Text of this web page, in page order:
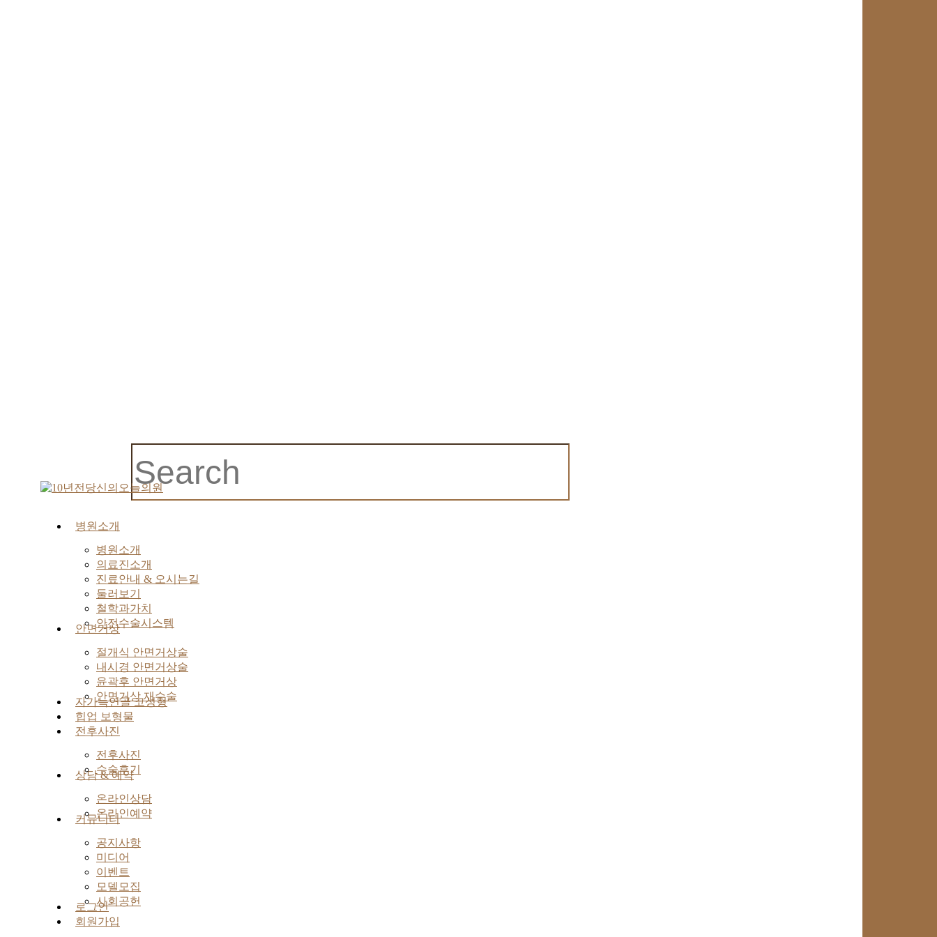
Close
Search
병원소개
병원소개
의료진소개
진료안내 & 오시는길
둘러보기
철학과가치
안전수술시스템
안면거상
절개식 안면거상술
내시경 안면거상술
윤곽후 안면거상
안면거상 재수술
자가늑연골 코성형
힙업 보형물
전후사진
전후사진
수술후기
상담 & 예약
온라인상담
온라인예약
커뮤니티
공지사항
미디어
이벤트
모델모집
사회공헌
로그인
회원가입